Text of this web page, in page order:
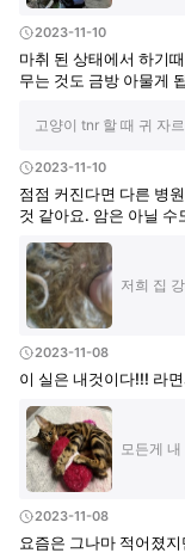
2023-11-10
마취 된 상태에서 하기
무는 것도 금방 아물게
고양이 tnr 할 때 귀 자
2023-11-10
점점 커진다면 다른 병
것 같아요. 암은 아닐 수
저희 집
2023-11-08
이 실은 내것이다!!! 라
모든게
2023-11-08
요즘은 그나마 적어졌